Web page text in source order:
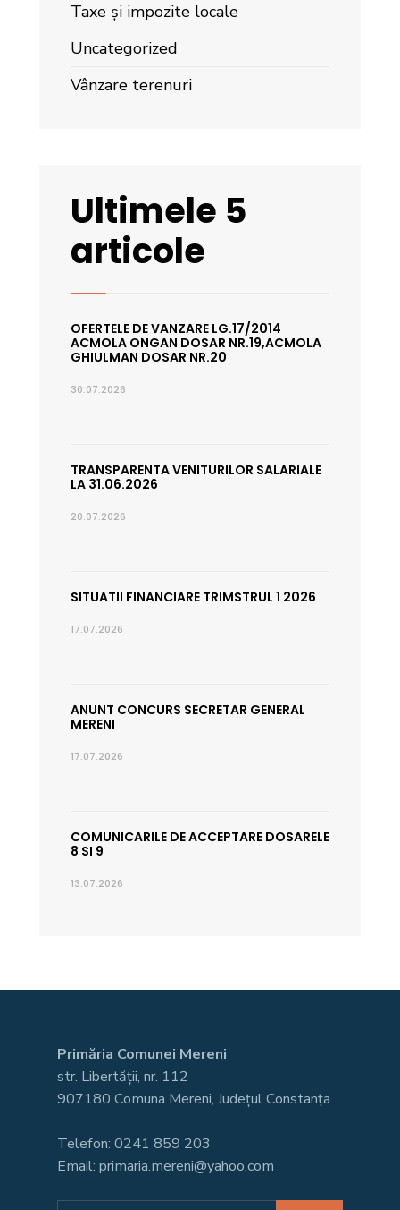
Taxe și impozite locale
Uncategorized
Vânzare terenuri
Ultimele 5
articole
OFERTELE DE VANZARE LG.17/2014
ACMOLA ONGAN DOSAR NR.19,ACMOLA
GHIULMAN DOSAR NR.20
30.07.2026
TRANSPARENTA VENITURILOR SALARIALE
LA 31.06.2026
20.07.2026
SITUATII FINANCIARE TRIMSTRUL 1 2026
17.07.2026
ANUNT CONCURS SECRETAR GENERAL
MERENI
17.07.2026
COMUNICARILE DE ACCEPTARE DOSARELE
8 SI 9
13.07.2026
Primăria Comunei Mereni
str. Libertății, nr. 112
907180 Comuna Mereni, Județul Constanța
Telefon: 0241 859 203
Email: primaria.mereni@yahoo.com